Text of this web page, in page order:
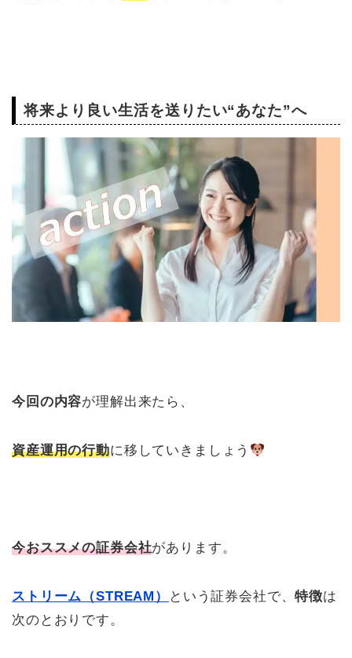
将来より良い生活を送りたい“あなた”へ
今回の内容が理解出来たら、
資産運用の行動に移していきましょう
今おススメの証券会社があります。
ストリーム（STREAM） という証券会社で、特徴は
次のとおりです。